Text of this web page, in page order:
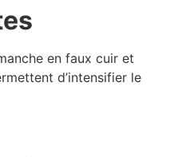
en faux cuir et
d’intensifier le